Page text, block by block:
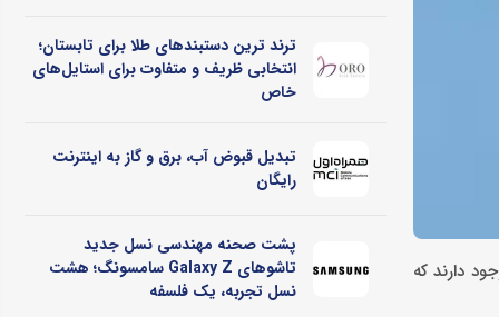
دارند که
ترند ترین دستبندهای طلا برای تابستان؛
انتخابی ظریف و متفاوت برای استایل‌های
خاص
تبدیل قبوض آب، برق و گاز به اینترنت
رایگان
پشت صحنه مهندسی نسل جدید
تاشوهای Galaxy Z سامسونگ؛ هشت
نسل تجربه، یک فلسفه